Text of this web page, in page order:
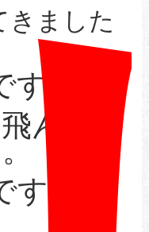
きました
が。
んでい
ね。